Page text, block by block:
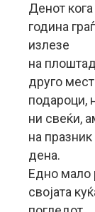
Денот
година
излезе
на
друго
подароци,
ни свеќи,
на
дена.
Едно мало
својата